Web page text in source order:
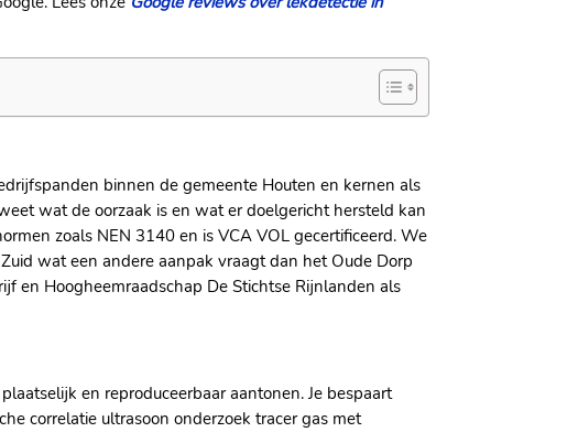
binnen de gemeente Houten en kernen als
wat de oorzaak is en wat er doelgericht hersteld kan
zoals NEN 3140 en is VCA VOL gecertificeerd. We
wat een andere aanpak vraagt dan het Oude Dorp
en Hoogheemraadschap De Stichtse Rijnlanden als
en reproduceerbaar aantonen. Je bespaart
correlatie ultrasoon onderzoek tracer gas met